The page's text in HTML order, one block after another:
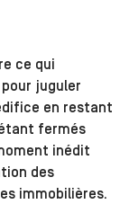
ce qui
juguler
en restant
fermés
inédit
des
immobilières.